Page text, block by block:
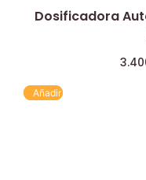
Dosificadora
Añadir